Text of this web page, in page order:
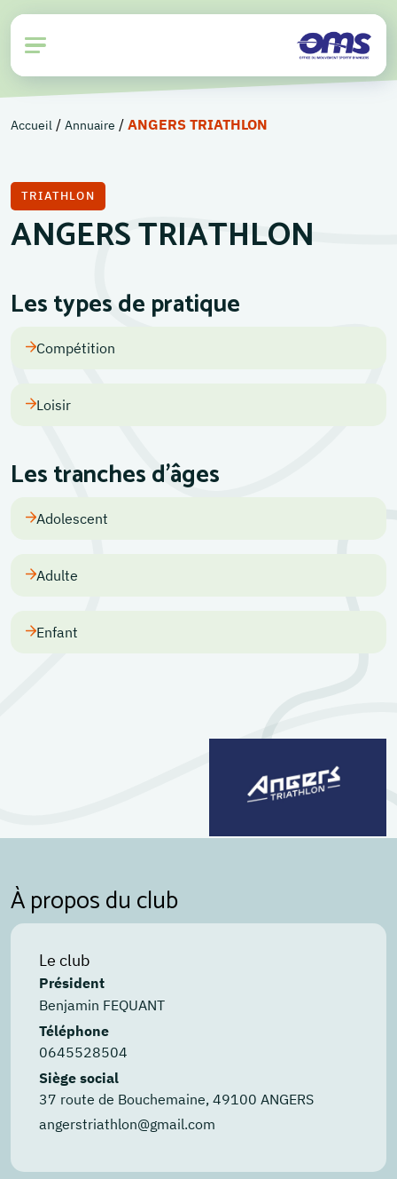
Accueil / Annuaire / ANGERS TRIATHLON
TRIATHLON
ANGERS TRIATHLON
Les types de pratique
Compétition
Loisir
Les tranches d'âges
Adolescent
Adulte
Enfant
À propos du club
Le club
Président
Benjamin FEQUANT
Téléphone
0645528504
Siège social
37 route de Bouchemaine, 49100 ANGERS
angerstriathlon@gmail.com